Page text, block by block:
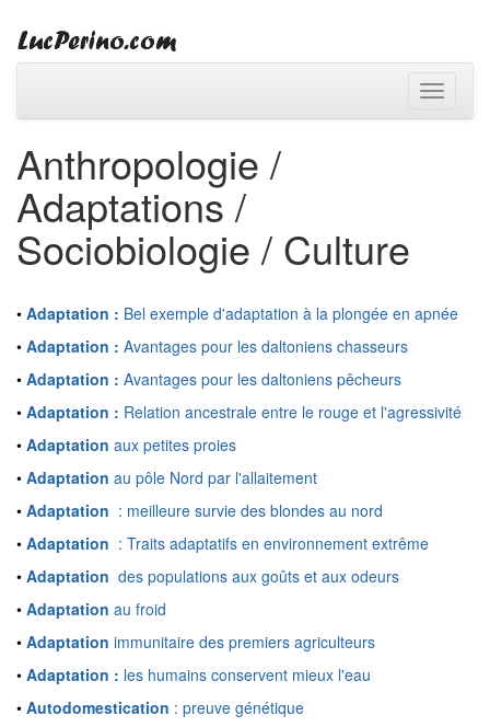
Toggle
Anthropologie /
Adaptations /
Sociobiologie / Culture
• Adaptation : Bel exemple d'adaptation à la plongée en apnée
• Adaptation : Avantages pour les daltoniens chasseurs
• Adaptation : Avantages pour les daltoniens pêcheurs
• Adaptation : Relation ancestrale entre le rouge et l'agressivité
• Adaptation aux petites proies
• Adaptation au pôle Nord par l'allaitement
• Adaptation : meilleure survie des blondes au nord
• Adaptation : Traits adaptatifs en environnement extrême
• Adaptation des populations aux goûts et aux odeurs
• Adaptation au froid
• Adaptation immunitaire des premiers agriculteurs
• Adaptation : les humains conservent mieux l'eau
• Autodomestication : preuve génétique